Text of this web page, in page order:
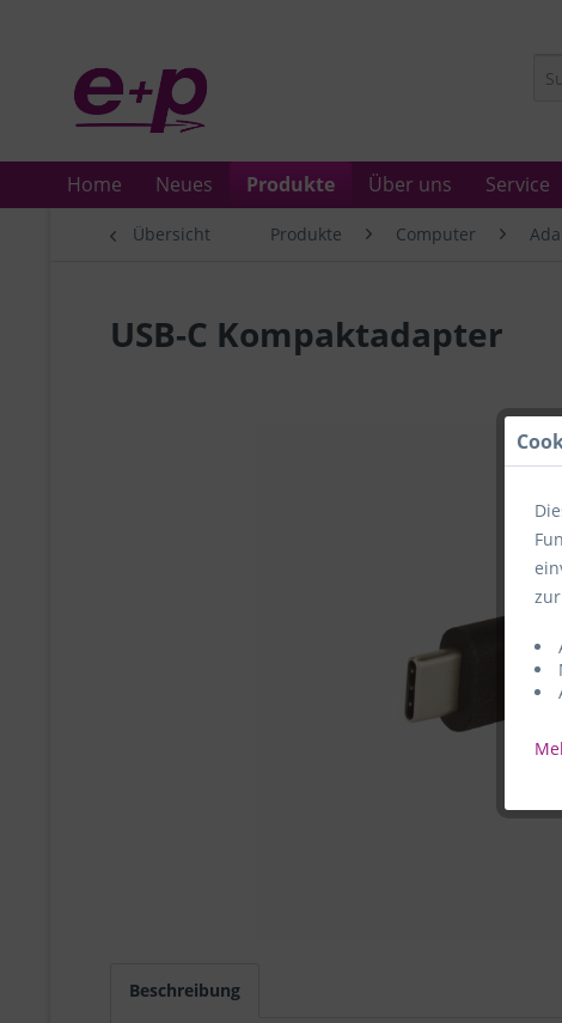
Home Neues Produkte Über uns Service
Übersicht Produkte Computer
USB-C Kompaktadapter
Beschreibung